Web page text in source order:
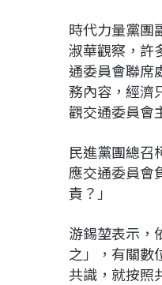
時代力量黨團
淑華觀察，許
通委員會聯席
務內容，經濟
觀交通委員會
民進黨團總召
應交通委員會
責？」
游錫堃表示，
之」，有關數
共識，就按照